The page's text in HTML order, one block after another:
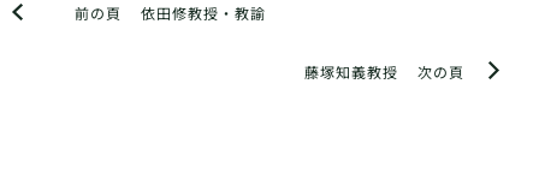
前の頁 依田修教授・教諭
次の頁
藤塚知義教授